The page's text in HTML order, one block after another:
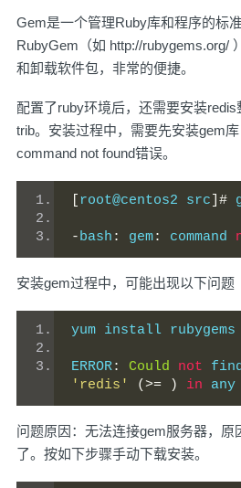
Gem是一个管理Ruby库和程序的标
RubyGem（如 http://rubygems.org/
和卸载软件包，非常的便捷。
配置了ruby环境后，还需要安装
trib。安装过程中，需要先安装gem
command not found错误。
root@centos2 src ]#
-bash : gem: command
安装gem过程中，可能出现以下问题
yum install rubygems
ERROR: Could not
'redis'
(>= ) in
问题原因：无法连接gem服务器，原
了。按如下步骤手动下载安装。